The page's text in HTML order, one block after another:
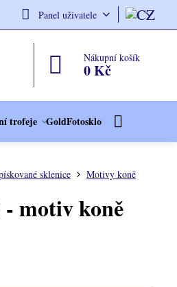
Panel uživatele
Nákupní košík
0 Kč
trofeje GoldFotosklo
sklenice Motivy koně
motiv koně